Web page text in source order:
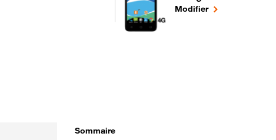
pour votre Orange Rise
Modifierle téléphone
Sommaire